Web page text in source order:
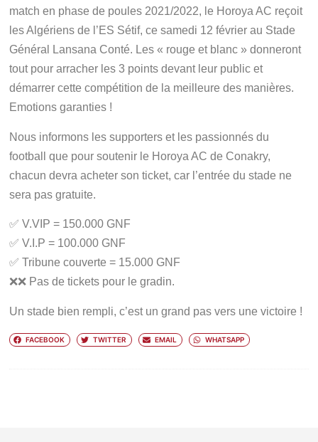
match en phase de poules 2021/2022, le Horoya AC reçoit
les Algériens de l’ES Sétif, ce samedi 12 février au Stade
Général Lansana Conté. Les « rouge et blanc » donneront
tout pour arracher les 3 points devant leur public et
démarrer cette compétition de la meilleure des manières.
Emotions garanties !
Nous informons les supporters et les passionnés du
football que pour soutenir le Horoya AC de Conakry,
chacun devra acheter son ticket, car l’entrée du stade ne
sera pas gratuite.
✅ V.VIP = 150.000 GNF
✅ V.I.P = 100.000 GNF
✅ Tribune couverte = 15.000 GNF
❌❌ Pas de tickets pour le gradin.
Un stade bien rempli, c’est un grand pas vers une victoire !
FACEBOOK TWITTER EMAIL WHATSAPP